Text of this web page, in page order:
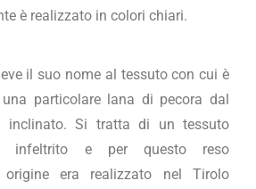
è realizzato in colori chiari.
il suo nome al tessuto con cui è
una particolare lana di pecora dal
inclinato. Si tratta di un tessuto
infeltrito e per questo reso
origine era realizzato nel Tirolo